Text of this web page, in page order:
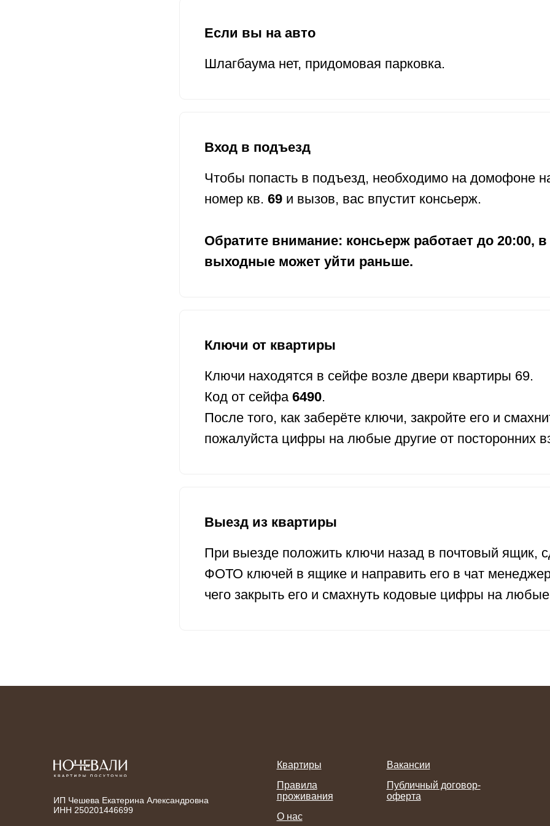
Если вы на авто
Шлагбаума нет, придомовая парковка.
Вход в подъезд
Чтобы попасть в подъезд, необходимо на домофоне
номер кв. 69 и вызов, вас впустит консьерж.
Обратите внимание: консьерж работает до 20:00, в
выходные может уйти раньше.
Ключи от квартиры
Ключи находятся в сейфе возле двери квартиры 69.
Код от сейфа 6490.
После того, как заберёте ключи, закройте его и
пожалуйста цифры на любые другие от посторонних
Выезд из квартиры
При выезде положить ключи назад в почтовый ящик,
ФОТО ключей в ящике и направить его в чат
чего закрыть его и смахнуть кодовые цифры на любые
ИП Чешева Екатерина Александровна
ИНН 250201446699
Квартиры
Правила
проживания
О нас
Вакансии
Публичный договор-
оферта